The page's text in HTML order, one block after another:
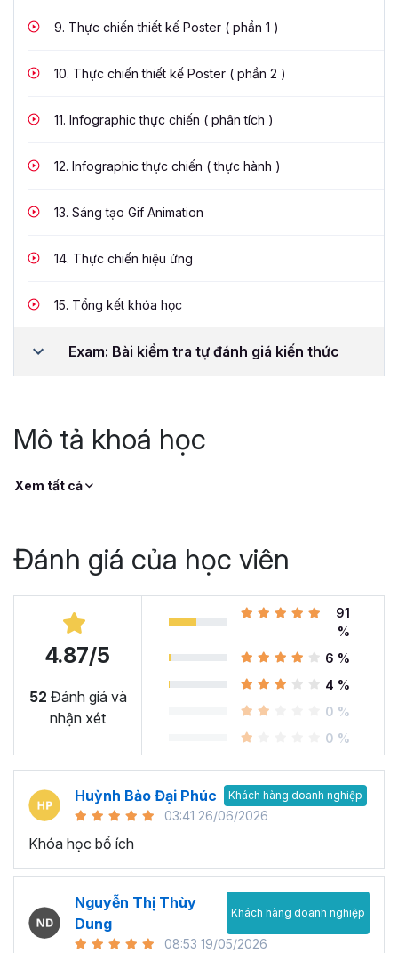
9. Thực chiến thiết kế Poster ( phần 1 )
10. Thực chiến thiết kế Poster ( phần 2 )
11. Infographic thực chiến ( phân tích )
12. Infographic thực chiến ( thực hành )
13. Sáng tạo Gif Animation
14. Thực chiến hiệu ứng
15. Tổng kết khóa học
Exam: Bài kiểm tra tự đánh giá kiến thức
Mô tả khoá học
Xem tất cả
Đánh giá của học viên
4.87/5
52 Đánh giá và
nhận xét
91
%
6 %
4 %
0 %
0 %
Huỳnh Bảo Đại Phúc Khách hàng doanh nghiệp
03:41 26/06/2026
Khóa học bổ ích
Nguyễn Thị Thùy
Dung
Khách hàng doanh nghiệp
08:53 19/05/2026